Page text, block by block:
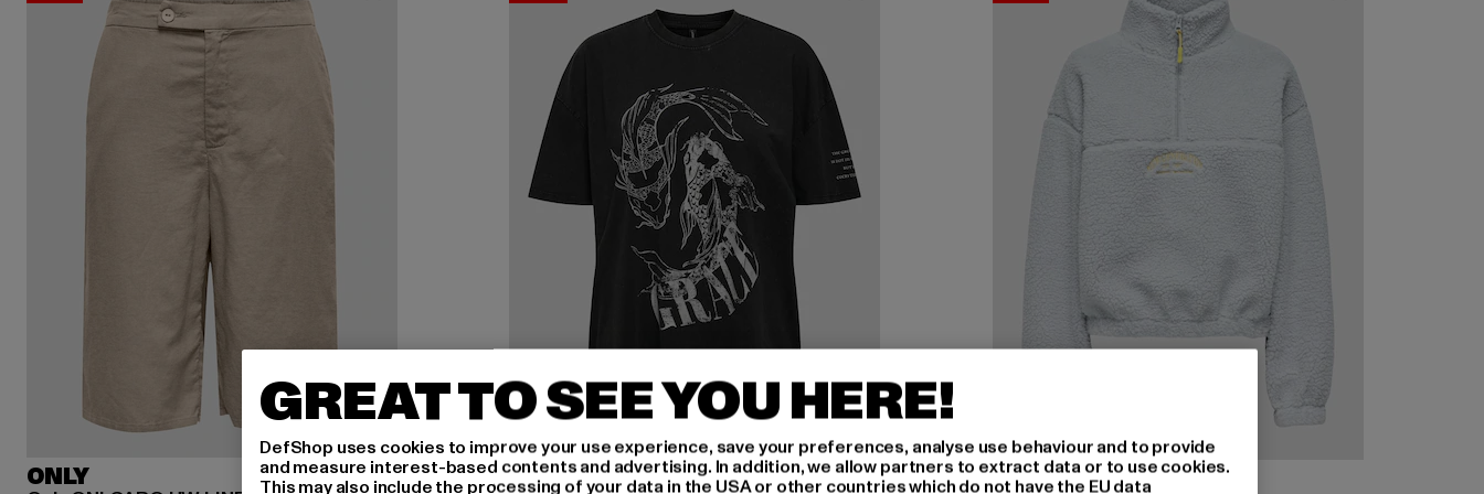
ONLY ONLY ONLY
GREAT TO SEE YOU HERE!
DefShop uses cookies to improve your use experience, save your preferences, analyse use behaviour and to provide
and measure interest-based contents and advertising. In addition, we allow partners to extract data or to use cookies.
This may also include the processing of your data in the USA or other countries which do not have the EU data